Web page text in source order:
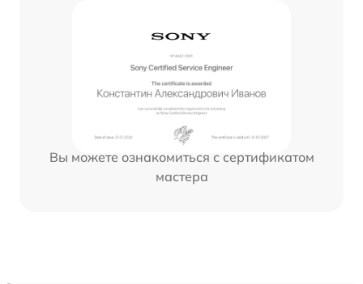
Вы можете ознакомиться с сертификатом
мастера